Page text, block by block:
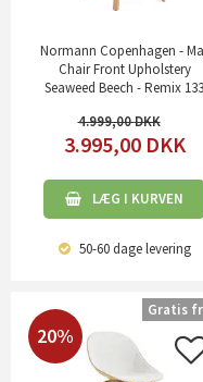
Normann Copenhagen -
Chair Front Upholstery
Seaweed Beech - Remix 133
4.999,00
3.995,00 DKK
LÆG I KURVEN
50-60 dagelevering
20%
Gratis